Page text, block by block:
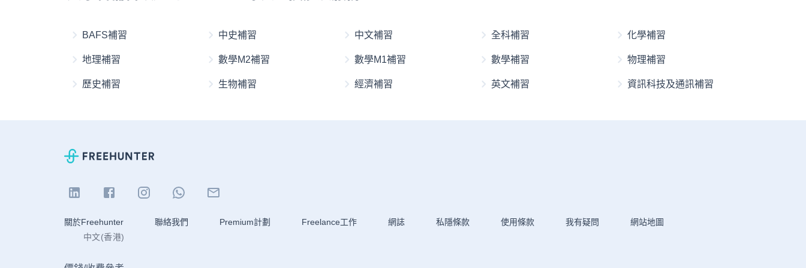
BAFS補習 中史補習 中文補習 全科補習 化學補習
地理補習 數學M2補習 數學M1補習 數學補習 物理補習
歷史補習 生物補習 經濟補習 英文補習 資訊科技及通訊補習
關於Freehunter 聯絡我們 Premium計劃 Freelance工作 網誌 私隱條款 使用條款 我有疑問
網站地圖
中文(香港)